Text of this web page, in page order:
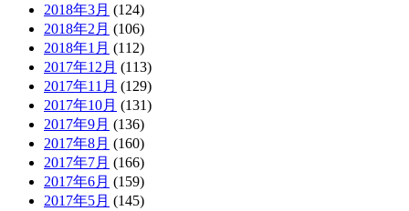
2018年3月 (124)
2018年2月 (106)
2018年1月 (112)
2017年12月 (113)
2017年11月 (129)
2017年10月 (131)
2017年9月 (136)
2017年8月 (160)
2017年7月 (166)
2017年6月 (159)
2017年5月 (145)